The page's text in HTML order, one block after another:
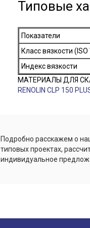
Типовые
Показатели
Класс вязкости (ISO
Индекс вязкости
МАТЕРИАЛЫ ДЛЯ
RENOLIN CLP 150
Подробно расскажем о
типовых проектах,
индивидуальное